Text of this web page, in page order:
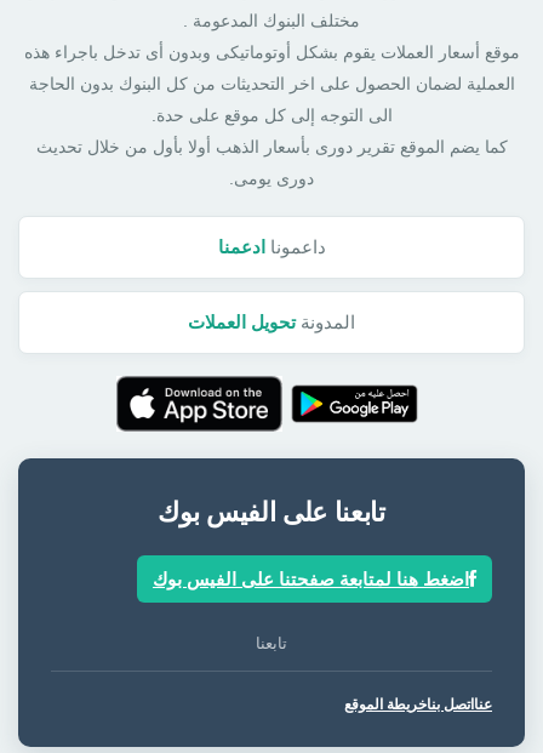
مختلف البنوك المدعومة .
موقع أسعار العملات يقوم بشكل أوتوماتيكى وبدون أى تدخل باجراء هذه
العملية لضمان الحصول على اخر التحديثات من كل البنوك بدون الحاجة
الى التوجه إلى كل موقع على حدة.
كما يضم الموقع تقرير دورى بأسعار الذهب أولا بأول من خلال تحديث
دورى يومى.
داعمونا ادعمنا
المدونةتحويل العملات
تابعنا على الفيس بوك
اضغط هنا لمتابعة صفحتنا على الفيس بوك
تابعنا
عنا اتصل بناخريطة الموقع